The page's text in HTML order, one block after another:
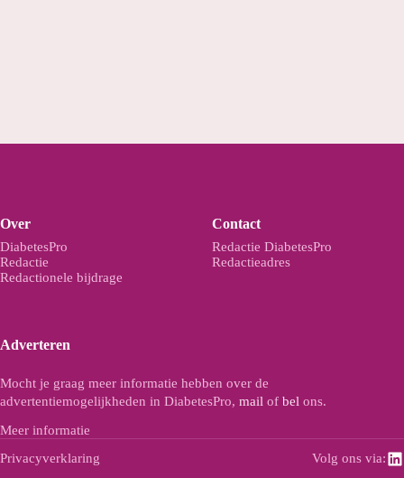
Over
DiabetesPro
Redactie
Redactionele bijdrage
Adverteren
Mocht je graag meer informatie hebben over de
advertentiemogelijkheden in DiabetesPro, mail of bel ons.
Meer informatie
Contact
Redactie DiabetesPro
Redactieadres
Privacyverklaring Volg ons via: